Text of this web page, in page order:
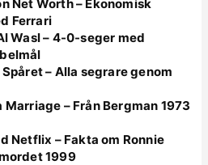
Net Worth – Ekonomisk
Ferrari
Wasl – 4-0-seger med
– Alla segrare genom
Marriage – Från Bergman 1973
Netflix – Fakta om Ronnie
1999